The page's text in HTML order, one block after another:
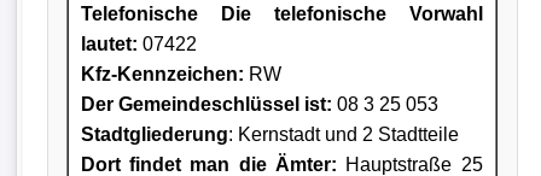
Telefonische Die telefonische Vorwahl
lautet: 07422
Kfz-Kennzeichen: RW
Der Gemeindeschlüssel ist: 08 3 25 053
Stadtgliederung: Kernstadt und 2 Stadtteile
Dort findet man die Ämter: Hauptstraße 25